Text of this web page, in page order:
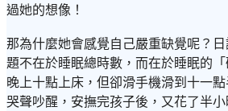
過她的想像！
那為什麼她會感覺自己嚴重缺覺呢？
題不在於睡眠總時數，而在於睡眠的
晚上十點上床，但卻滑手機滑到十一
哭聲吵醒，安撫完孩子後，又花了半